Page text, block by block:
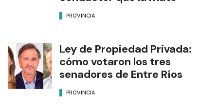
PROVINCIA
Ley de Propiedad Privada:
cómo votaron los tres
senadores de Entre Ríos
PROVINCIA